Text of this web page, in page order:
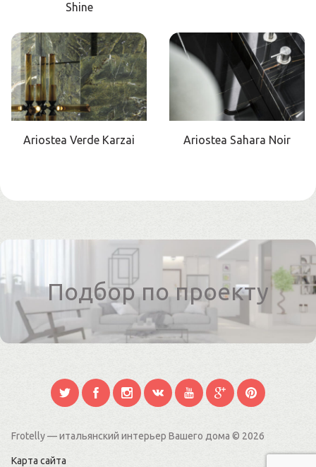
Shine
Ariostea Verde Karzai Ariostea Sahara Noir
Подбор по проекту
Frotelly — итальянский интерьер Вашего дома © 2026
Карта сайта